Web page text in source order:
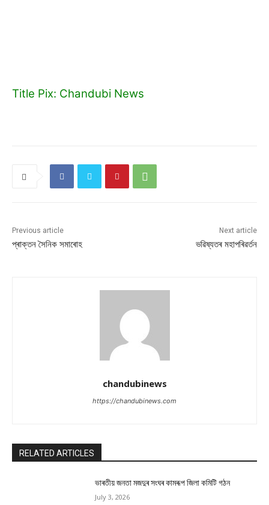
Title Pix: Chandubi News
Previous article
প্ৰাক্তন সৈনিক সমাৰোহ
Next article
ভৱিষ্যতৰ মহাপৰিৱৰ্তন
chandubinews
https://chandubinews.com
RELATED ARTICLES
ভাৰতীয় জনতা মজদুৰ সংঘৰ কামৰূপ জিলা কমিটি গঠন
July 3, 2026